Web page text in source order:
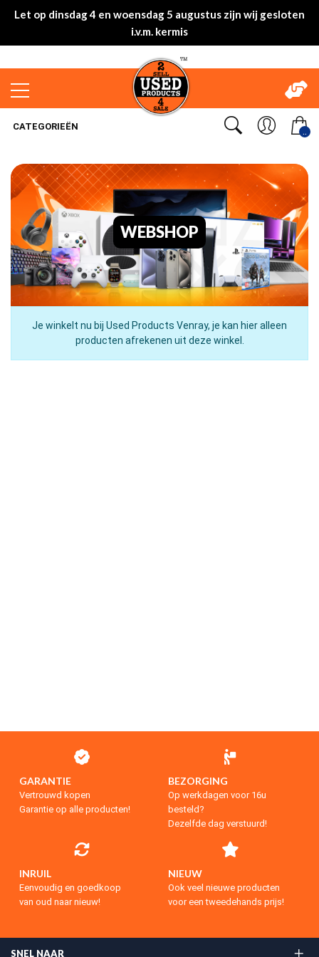
Let op dinsdag 4 en woensdag 5 augustus zijn wij gesloten
i.v.m. kermis
..
CATEGORIEËN
WEBSHOP
Je winkelt nu bij Used Products Venray, je kan hier alleen
producten afrekenen uit deze winkel.
GARANTIE
Vertrouwd kopen
Garantie op alle producten!
BEZORGING
Op werkdagen voor 16u
besteld?
Dezelfde dag verstuurd!
INRUIL
Eenvoudig en goedkoop
van oud naar nieuw!
NIEUW
Ook veel nieuwe producten
voor een tweedehands prijs!
SNEL NAAR